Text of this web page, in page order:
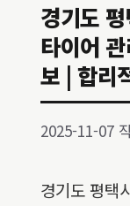
경기도
타이어
보 | 합리
2025-11-07
경기도 평택